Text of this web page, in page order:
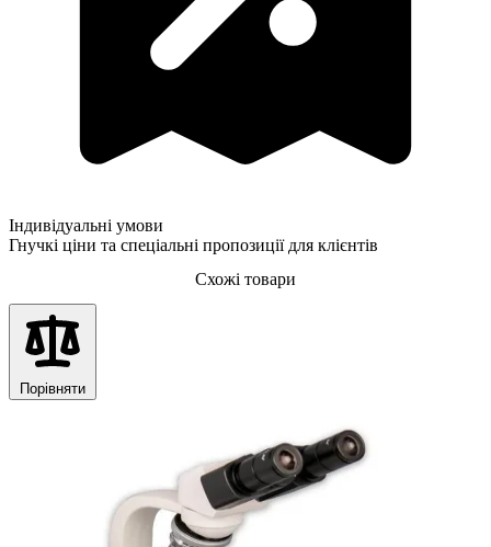
Індивідуальні умови
Гнучкі ціни та спеціальні пропозиції для клієнтів
Схожі товари
Порівняти